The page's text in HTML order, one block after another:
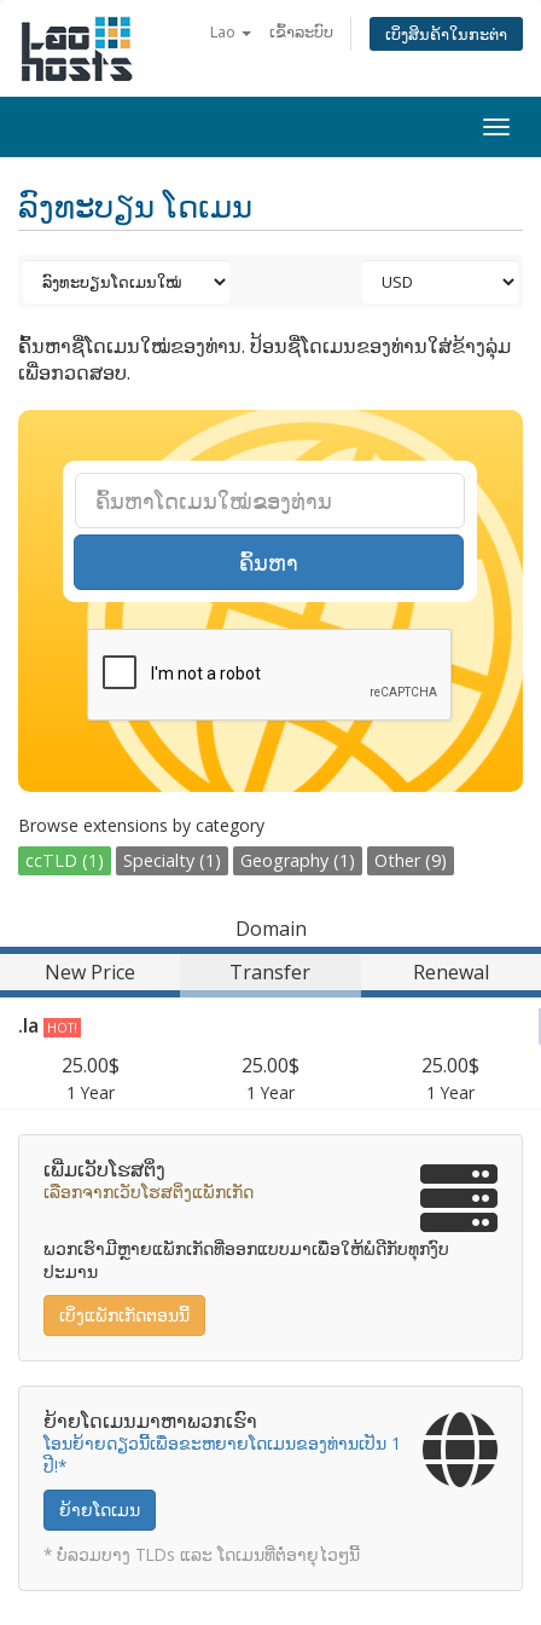
Lao ເຂົ້າລະບົບ ເບິ່ງສິນຄ້າໃນກະຕ່າ
ລົງທະບຽນ ໂດເມນ
ຄົ້ນຫາຊື່ໂດເມນໃໝ່ຂອງທ່ານ. ປ້ອນຊື່ໂດເມນຂອງທ່ານໃສ່ຂ້າງລຸ່ມ
ເພື່ອກວດສອບ.
ຄົ້ນຫາ
Browse extensions by category
ccTLD (1)
Specialty (1) Geography (1) Other (9)
Domain
New Price
Transfer
Renewal
.la
HOT!
25.00$
1 Year
25.00$
1 Year
25.00$
1 Year
ເພີ່ມເວັບໂຮສຕິ່ງ
ເລືອກຈາກເວັບໂຮສຕິ່ງແພັກເກັດ
ພວກເຮົາມີຫຼາຍແພັກເກັດທີ່ອອກແບບມາເພື່ອໃຫ້ພໍດີກັບທຸກງົບ
ປະມານ
ເບິ່ງແພັກເກັດຕອນນີ້
ຍ້າຍໂດເມນມາຫາພວກເຮົາ
ໂອນຍ້າຍດຽວນີ້ເພື່ອຂະຫຍາຍໂດເມນຂອງທ່ານເປັນ 1
ປີ!*
ຍ້າຍໂດເມນ
* ບໍ່ລວມບາງ TLDs ແລະ ໂດເມນທີ່ຕໍ່ອາຍຸໄວໆນີ້